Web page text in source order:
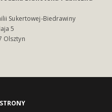
Sukertowej-Biedrawiny
5
Olsztyn